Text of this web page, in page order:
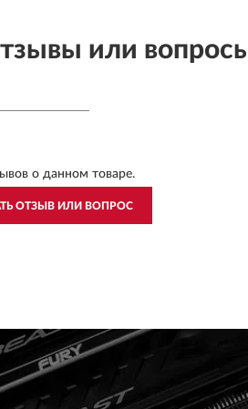
или
о данном товаре.
ОТЗЫВ ИЛИ ВОПРОС